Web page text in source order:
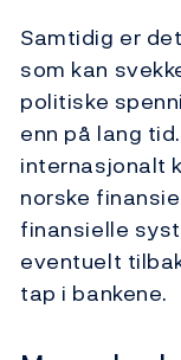
Samtidig er
som kan
politiske
enn på lang
internasjonalt
norske
finansielle
eventuelt
tap i bankene.